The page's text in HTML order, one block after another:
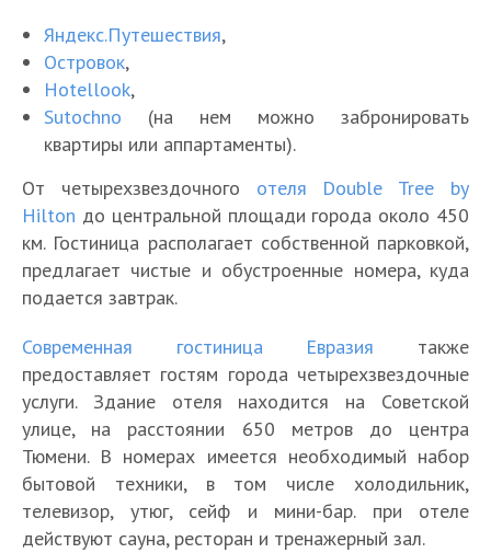
Яндекс.Путешествия,
Островок,
Hotellook,
Sutochno (на нем можно забронировать
квартиры или аппартаменты).
От четырехзвездочного отеля Double Tree by
Hilton до центральной площади города около 450
км. Гостиница располагает собственной парковкой,
предлагает чистые и обустроенные номера, куда
подается завтрак.
Современная гостиница Евразия также
предоставляет гостям города четырехзвездочные
услуги. Здание отеля находится на Советской
улице, на расстоянии 650 метров до центра
Тюмени. В номерах имеется необходимый набор
бытовой техники, в том числе холодильник,
телевизор, утюг, сейф и мини-бар. при отеле
действуют сауна, ресторан и тренажерный зал.